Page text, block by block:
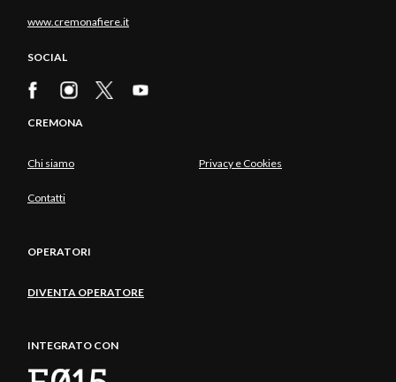
www.cremonafiere.it
SOCIAL
CREMONA
Chi siamo Privacy e Cookies
Contatti
OPERATORI
DIVENTA OPERATORE
INTEGRATO CON